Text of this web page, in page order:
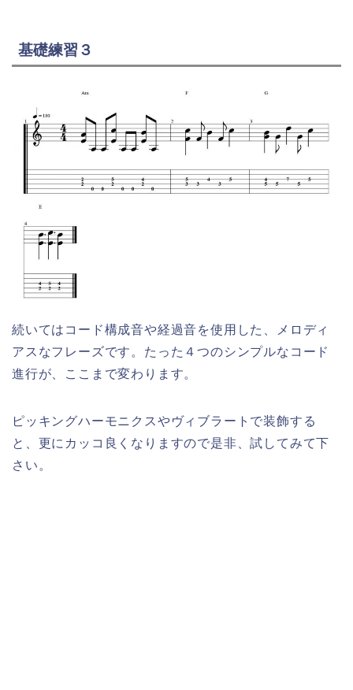
基礎練習３
続いてはコード構成音や経過音を使用した、メロディ
アスなフレーズです。たった４つのシンプルなコード
進行が、ここまで変わります。
ピッキングハーモニクスやヴィブラートで装飾する
と、更にカッコ良くなりますので是非、試してみて下
さい。